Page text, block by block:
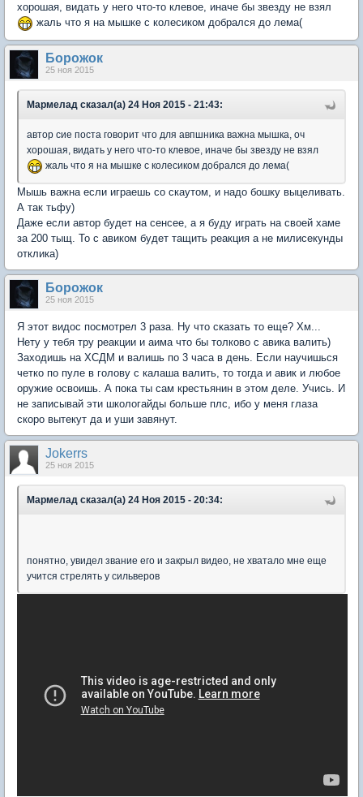
хорошая, видать у него что-то клевое, иначе бы звезду не взял
жаль что я на мышке с колесиком добрался до лема(
Борожок
25 ноя 2015
Мармелад сказал(а) 24 Ноя 2015 - 21:43:
автор сие поста говорит что для авпшника важна мышка, оч
хорошая, видать у него что-то клевое, иначе бы звезду не взял
жаль что я на мышке с колесиком добрался до лема(
Мышь важна если играешь со скаутом, и надо бошку выцеливать.
А так тьфу)
Даже если автор будет на сенсее, а я буду играть на своей хаме
за 200 тыщ. То с авиком будет тащить реакция а не милисекунды
отклика)
Борожок
25 ноя 2015
Я этот видос посмотрел 3 раза. Ну что сказать то еще? Хм...
Нету у тебя тру реакции и аима что бы толково с авика валить)
Заходишь на ХСДМ и валишь по 3 часа в день. Если научишься
четко по пуле в голову с калаша валить, то тогда и авик и любое
оружие освоишь. А пока ты сам крестьянин в этом деле. Учись. И
не записывай эти школогайды больше плс, ибо у меня глаза
скоро вытекут да и уши завянут.
Jokerrs
25 ноя 2015
Мармелад сказал(а) 24 Ноя 2015 - 20:34:
понятно, увидел звание его и закрыл видео, не хватало мне еще
учится стрелять у сильверов